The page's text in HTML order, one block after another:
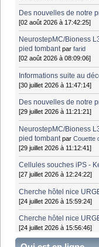
Des nouvelles de notre
[02 août 2026 à 17:42:25]
NeurostepMC/Bioness
pied tombant parfarid
[02 août 2026 à 08:09:06]
Informations suite au
[30 juillet 2026 à 11:47:14]
Des nouvelles de notre
[29 juillet 2026 à 11:21:21]
NeurostepMC/Bioness
pied tombant parCouette
[29 juillet 2026 à 11:12:41]
Cellules souches iPS -
[27 juillet 2026 à 12:24:22]
Cherche hôtel nice
[24 juillet 2026 à 15:59:24]
Cherche hôtel nice
[24 juillet 2026 à 15:56:46]